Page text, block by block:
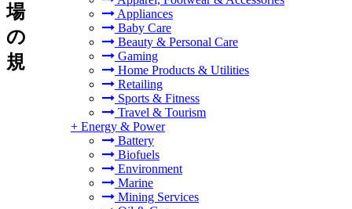
Appliances
Baby Care
Beauty & Personal Care
Gaming
Home Products & Utilities
Retailing
Sports & Fitness
Travel & Tourism
+ Energy & Power
Battery
Biofuels
Environment
Marine
Mining Services
場
の
規